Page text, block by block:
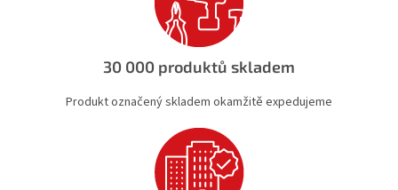
30 000 produktů skladem
Produkt označený skladem okamžitě expedujeme